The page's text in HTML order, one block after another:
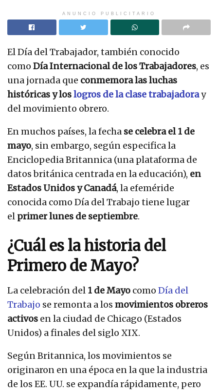
ANUNCIO PUBLICITARIO
El Día del Trabajador, también conocido
como Día Internacional de los Trabajadores, es
una jornada que conmemora las luchas
históricas y loslogros de la clase trabajadoray
del movimiento obrero.
En muchos países, la fecha se celebra el 1 de
mayo, sin embargo, según especifica la
Enciclopedia Britannica (una plataforma de
datos británica centrada en la educación), en
Estados Unidos y Canadá, la efeméride
conocida como Día del Trabajo tiene lugar
el primer lunes de septiembre.
¿Cuál es la historia del
Primero de Mayo?
La celebración del 1 de Mayo como Día del
Trabajo se remonta a los movimientos obreros
activos en la ciudad de Chicago (Estados
Unidos) a finales del siglo XIX.
Según Britannica, los movimientos se
originaron en una época en la que la industria
de los EE. UU. se expandía rápidamente, pero